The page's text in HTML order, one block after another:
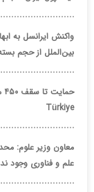
واکنش ایرانسل به
بین‌الملل از حجم
Türkiye
معاون وزیر علوم:
علم و فناوری وجود